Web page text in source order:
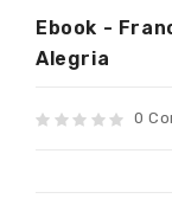
Ebook -
Alegria
0